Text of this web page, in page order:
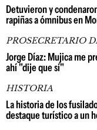
Detuvieron y
rapiñas a ómnibus en
PROSECRETARIO
Jorge Díaz: Mujica me
ahí "dije que sí"
HISTORIA
La historia de los
destaque turístico a un